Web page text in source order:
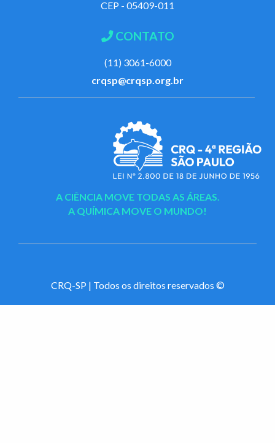
CEP - 05409-011
CONTATO
(11) 3061-6000
crqsp@crqsp.org.br
A CIÊNCIA MOVE TODAS AS ÁREAS.
A QUÍMICA MOVE O MUNDO!
CRQ-SP | Todos os direitos reservados ©